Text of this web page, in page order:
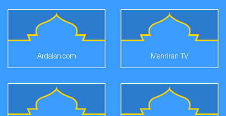
Ardalan.com Mehriran TV